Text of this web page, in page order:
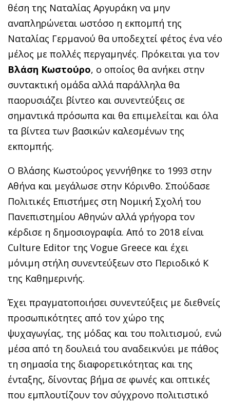
θέση της Ναταλίας Αργυράκη να μην
αναπληρώνεται ωστόσο η εκπομπή της
Ναταλίας Γερμανού θα υποδεχτεί φέτος ένα νέο
μέλος με πολλές περγαμηνές. Πρόκειται για τον
Βλάση Κωστούρο, ο οποίος θα ανήκει στην
συντακτική ομάδα αλλά παράλληλα θα
παορυσιάζει βίντεο και συνεντεύξεις σε
σημαντικά πρόσωπα και θα επιμελείται και όλα
τα βίντεα των βασικών καλεσμένων της
εκπομπής.
Ο Βλάσης Κωστούρος γεννήθηκε το 1993 στην
Αθήνα και μεγάλωσε στην Κόρινθο. Σπούδασε
Πολιτικές Επιστήμες στη Νομική Σχολή του
Πανεπιστημίου Αθηνών αλλά γρήγορα τον
κέρδισε η δημοσιογραφία. Από το 2018 είναι
Culture Editor της Vogue Greece και έχει
μόνιμη στήλη συνεντεύξεων στο Περιοδικό Κ
της Καθημερινής.
Έχει πραγματοποιήσει συνεντεύξεις με διεθνείς
προσωπικότητες από τον χώρο της
ψυχαγωγίας, της μόδας και του πολιτισμού, ενώ
μέσα από τη δουλειά του αναδεικνύει με πάθος
τη σημασία της διαφορετικότητας και της
ένταξης, δίνοντας βήμα σε φωνές και οπτικές
που εμπλουτίζουν τον σύγχρονο πολιτιστικό